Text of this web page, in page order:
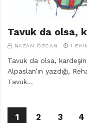
Tavuk da olsa,
NAZAN ÖZCAN 1
Tavuk da olsa,
Alpaslan’ın yazdığı,
Tavuk…
1 2 3 4